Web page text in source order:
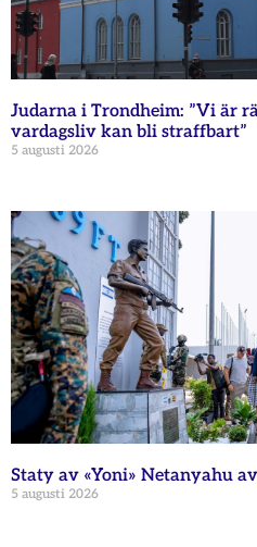
Judarna i Trondheim: ”Vi är
vardagsliv kan bli straffbart”
5 augusti 2026
Staty av «Yoni» Netanyahu
5 augusti 2026